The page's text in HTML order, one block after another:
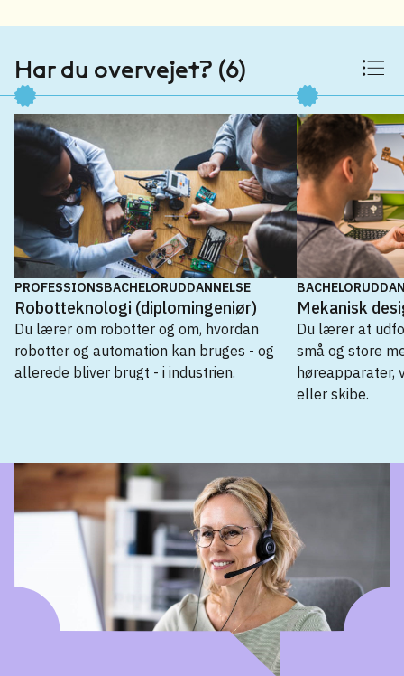
Har du overvejet? (6)
PROFESSIONSBACHELORUDDANNELSE
Robotteknologi (diplomingeniør)
Du lærer om robotter og om, hvordan
robotter og automation kan bruges - og
allerede bliver brugt - i industrien.
Mekanisk
Du lærer at
små og store
høreapparater,
eller skibe.
Robotteknologi (diplomingeniør)
Bacheloruddannelse
Applied Industrial Electronics
Elektroteknologi